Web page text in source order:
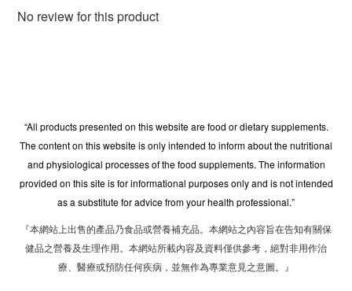
No review for this product
“All products presented on this website are food or dietary supplements.
The content on this website is only intended to inform about the nutritional
and physiological processes of the food supplements. The information
provided on this site is for informational purposes only and is not intended
as a substitute for advice from your health professional.”
『本網站上出售的產品乃食品或營養補充品。本網站之內容旨在告知有關保
健品之營養及生理作用。本網站所載內容及資料僅供參考，絕對非用作治
療、醫療或預防任何疾病，並無作為專業意見之意圖。』